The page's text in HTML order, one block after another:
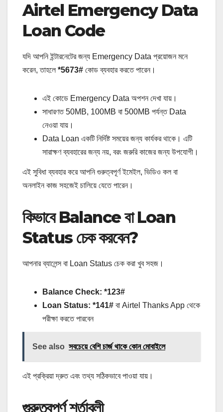
Airtel Emergency Data
Loan Code
যদি আপনি ইন্টারনেটের জন্য Emergency Data প্রয়োজন মনে
করেন, তাহলে *5673# কোড ব্যবহার করতে পারেন।
এই কোডে Emergency Data অপশন দেখা যায়।
সাধারণত 50MB, 100MB বা 500MB পর্যন্ত Data
নেওয়া যায়।
Data Loan একটি নির্দিষ্ট সময়ের জন্য কার্যকর থাকে। এটি
সারাক্ষণ ব্যবহারের জন্য নয়, বরং জরুরি কাজের জন্য উপযোগী।
এই সুবিধা ব্যবহার করে আপনি গুরুত্বপূর্ণ ইমেইল, ভিডিও কল বা
অনলাইন কাজ সহজেই চালিয়ে যেতে পারেন।
কিভাবে Balance বা Loan
Status চেক করবেন?
আপনার ব্যালেন্স বা Loan Status চেক করা খুব সহজ।
Balance Check: *123#
Loan Status: *141# বা Airtel Thanks App থেকে
পরীক্ষা করতে পারবেন
See also সবচেয়ে বেশি চার্জ থাকে কোন মোবাইলে
এই প্রক্রিয়া দ্রুত এবং তথ্য সঠিকভাবে পাওয়া যায়।
গুরুত্বপূর্ণ শর্তাবলী